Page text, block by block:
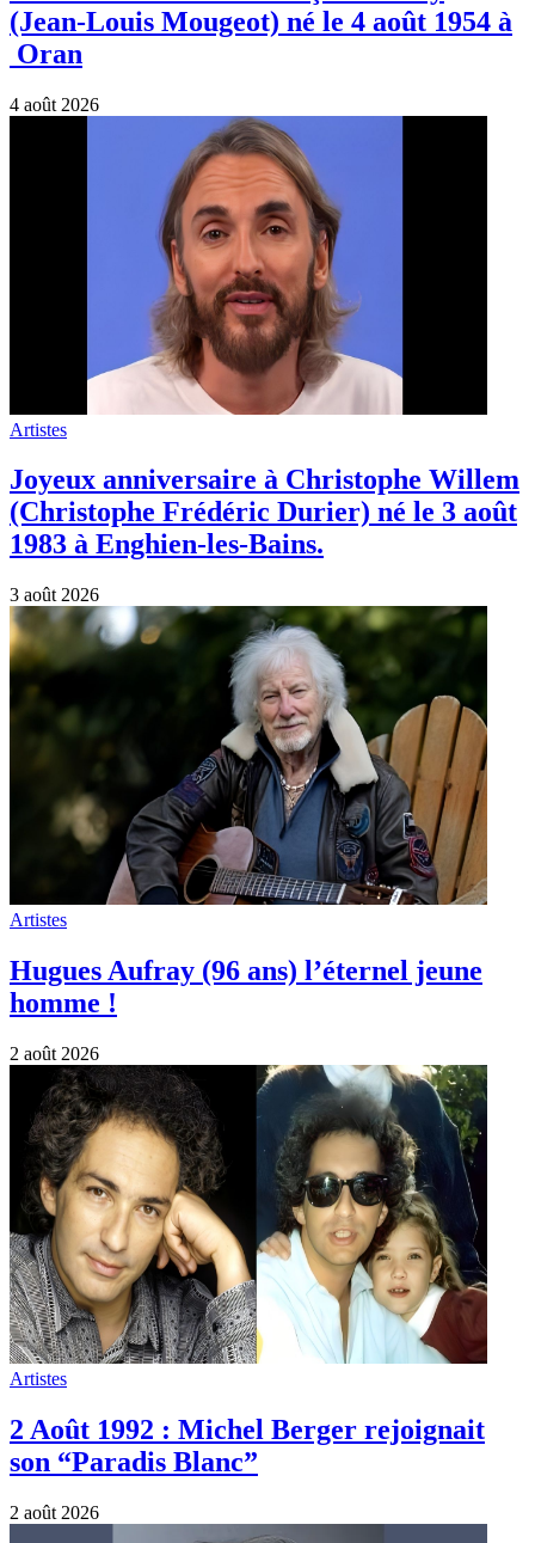
(Jean-Louis Mougeot) né le 4 août 1954 à
Oran
4 août 2026
Artistes
Joyeux anniversaire à Christophe Willem
(Christophe Frédéric Durier) né le 3 août
1983 à Enghien-les-Bains.
3 août 2026
Artistes
Hugues Aufray (96 ans) l’éternel jeune
homme !
2 août 2026
Artistes
2 Août 1992 : Michel Berger rejoignait
son “Paradis Blanc”
2 août 2026